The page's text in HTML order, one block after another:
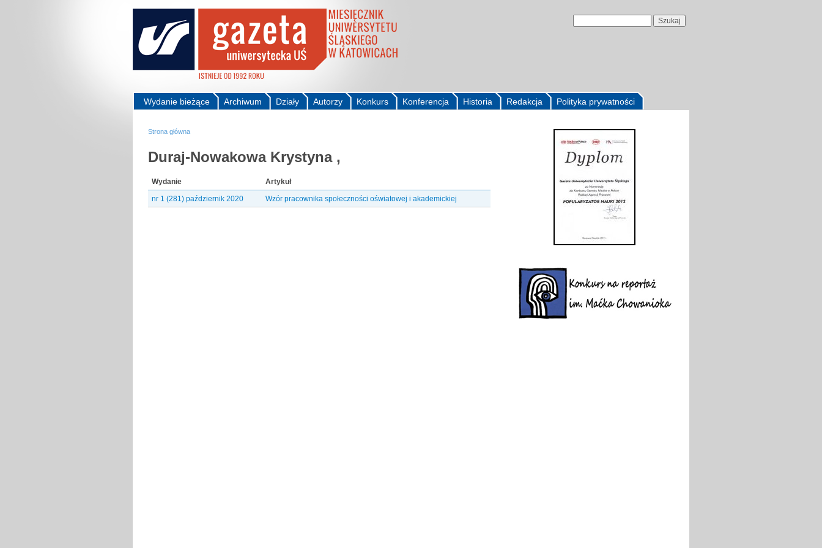
Polityka prywatności
Redakcja
Historia
Konferencja
Konkurs
Autorzy
Działy
Archiwum
Wydanie bieżące
Strona główna
Duraj-Nowakowa Krystyna ,
Wydanie
Artykuł
nr 1 (281) październik 2020
Wzór pracownika społeczności oświatowej i akademickiej